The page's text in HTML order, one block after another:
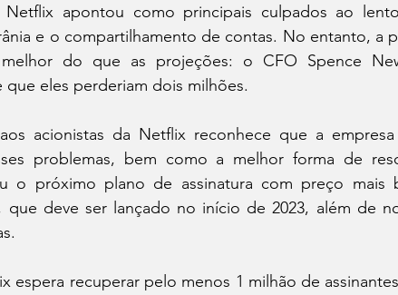
apontou como principais culpados ao
e o compartilhamento de contas. No entanto, a
do que as projeções: o CFO Spence
eles perderiam dois milhões.
acionistas da Netflix reconhece que a empresa
problemas, bem como a melhor forma de
o próximo plano de assinatura com preço mais
que deve ser lançado no início de 2023, além de
espera recuperar pelo menos 1 milhão de